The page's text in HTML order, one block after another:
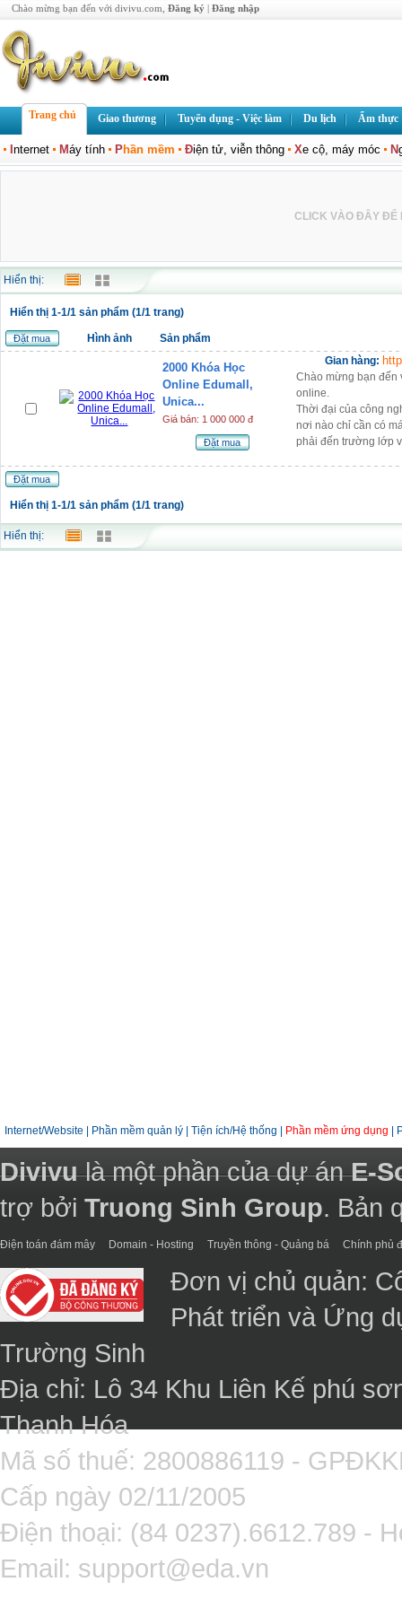
Chào mừng bạn đến với divivu.com, Đăng ký | Đăng nhập
Trang chủ Giao thương Tuyển dụng - Việc làm Du lịch Ẩm thực
nternet Máy tính Phần mềm Điện tử, viễn thông Xe cộ, máy móc N
CLICK VÀO ĐÂY ĐỂ
Hiển thị:
Hiển thị 1-1/1 sản phẩm (1/1 trang)
Đặt mua Hình ảnh Sản phẩm
2000 Khóa Học
Online Edumall,
Unica...
Giá bán: 1 000 000 đ
Đặt mua
Gian hàng:
Chào mừng bạn đến
online.
Thời đại của công
nơi nào chỉ cần có
phải đến trường lớp v
Đặt mua
Hiển thị 1-1/1 sản phẩm (1/1 trang)
Hiển thị:
Internet/Website Phần mềm quản lý Tiện ích/Hệ thống Phần mềm ứng dụng
Divivulà một phần của dự ánE-
trợ bởi Truong Sinh Group. Bản
Điện toán đám mây Domain - Hosting Truyền thông - Quảng bá Chính phủ
Đơn vị chủ quản:
Phát triển và Ứng
Trường Sinh
Địa chỉ: Lô 34 Khu Liên Kế phú
Thanh Hóa
Mã số thuế: 2800886119 -
Cấp ngày 02/11/2005
Điện thoại: (84 0237).6612.789 -
Email: support@eda.vn